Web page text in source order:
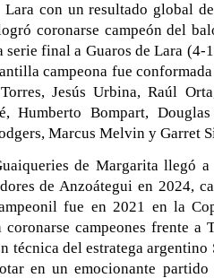
Lara con un resultado global
coronarse campeón del
serie final a Guaros de Lara
campeona fue
Jesús Urbina, Raúl
Humberto Bompart,
Marcus Melvin y Garret
de Margarita llegó
de Anzoátegui en 2024,
fue en 2021 en la
campeones frente a
técnica del estratega
en un emocionante